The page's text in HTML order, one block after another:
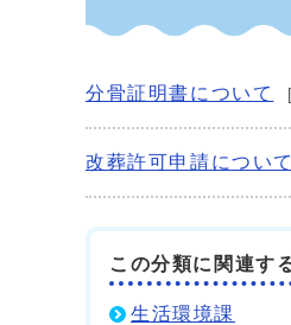
分骨証明書について
改葬許可申請について
この分類に関連す
生活環境課